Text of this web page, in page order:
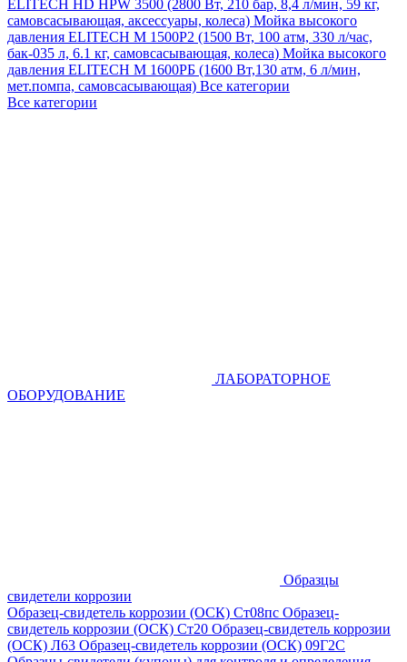
ELITECH HD HPW 3500 (2800 Вт, 210 бар, 8,4 л/мин, 59 кг,
самовсасывающая, аксессуары, колеса) Мойка высокого
давления ELITECH M 1500P2 (1500 Вт, 100 атм, 330 л/час,
бак-035 л, 6.1 кг, самовсасывающая, колеса) Мойка высокого
давления ELITECH М 1600РБ (1600 Вт,130 атм, 6 л/мин,
мет.помпа, самовсасывающая) Все категории
Все категории
ЛАБОРАТОРНОЕ
ОБОРУДОВАНИЕ
Образцы
свидетели коррозии
Образец-свидетель коррозии (ОСК) Ст08пс Образец-
свидетель коррозии (ОСК) Ст20 Образец-свидетель коррозии
(ОСК) Л63 Образец-свидетель коррозии (ОСК) 09Г2С